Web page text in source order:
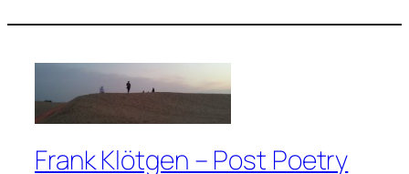
Frank Klötgen – Post Poetry